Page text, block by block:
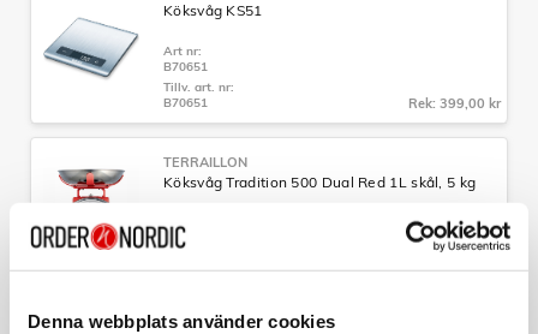
Denna webbplats använder cookies
Köksvåg KS51
Art nr:
B70651
Tillv. art. nr:
B70651
Rek: 399,00 kr
TERRAILLON
Köksvåg Tradition 500 Dual Red 1L skål, 5 kg
Art nr:
A13467
TER14476
Rek: 399,00 kr